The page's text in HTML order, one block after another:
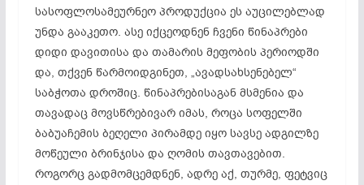
სასოფლოსამეურნეო პროდუქცია ეს აუცილებლად
უნდა გააკეთო. ასე იქცეოდნენ ჩვენი წინაპრები
დიდი დავითისა და თამარის მეფობის პერიოდში
და, თქვენ წარმოიდგინეთ, „ავადსახსენებელ“
საბჭოთა დროშიც. წინაპრებისაგან მსმენია და
თავადაც მოვსწრებივარ იმას, როცა სოფელში
ბაბუაჩემის ბეღელი პირამდე იყო სავსე ადგილზე
მოწეული ბრინჯისა და ღომის თავთავებით.
როგორც გადმომცემდნენ, ადრე აქ, თურმე, ფეტვიც